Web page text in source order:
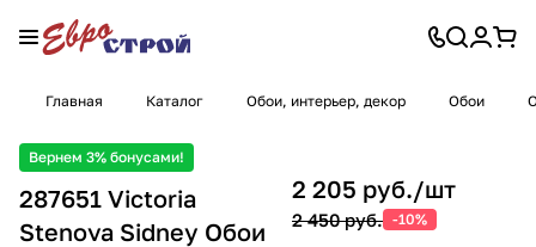
Главная Каталог Обои, интерьер, декор Обои
Вернем 3% бонусами!
287651 Victoria
Stenova Sidney Обои
2 205 руб./шт
2 450 руб. -10%